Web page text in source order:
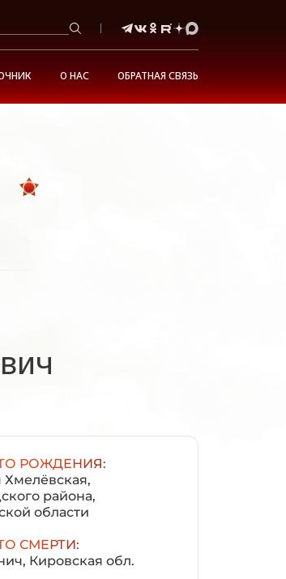
О НАС ОБРАТНАЯ СВЯЗЬ
РОЖДЕНИЯ:
района,
области
СМЕРТИ:
Кировская обл.